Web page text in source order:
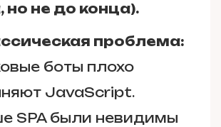
не до конца).
проблема:
боты плохо
JavaScript.
SPA были невидимы